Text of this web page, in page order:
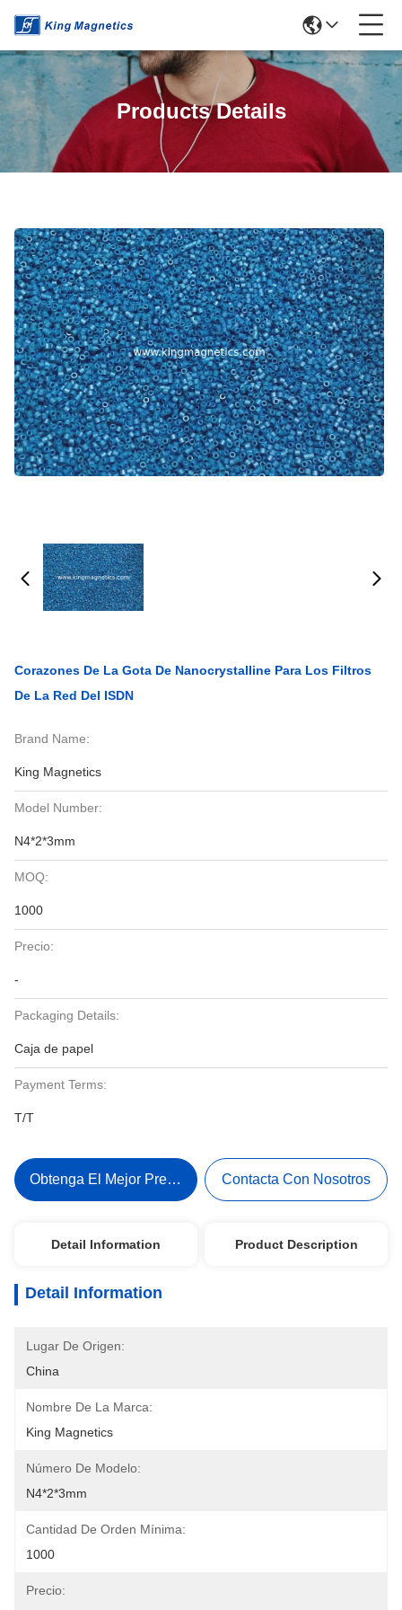
Products Details
Corazones De La Gota De Nanocrystalline Para Los Filtros
De La Red Del ISDN
Brand Name:
King Magnetics
Model Number:
N4*2*3mm
MOQ:
1000
Precio:
-
Packaging Details:
Caja de papel
Payment Terms:
T/T
Obtenga El Mejor Precio Contacta Con Nosotros
Detail Information Product Description
Detail Information
Lugar De Origen:
China
Nombre De La Marca:
King Magnetics
Número De Modelo:
N4*2*3mm
Cantidad De Orden Mínima:
1000
Precio: